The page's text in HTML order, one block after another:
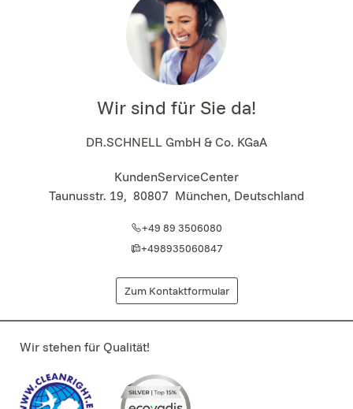
Wir sind für Sie da!
DR.SCHNELL GmbH & Co. KGaA
KundenServiceCenter
Taunusstr. 19, 80807 München, Deutschland
+49 89 3506080
+498935060847
Zum Kontaktformular
Wir stehen für Qualität!